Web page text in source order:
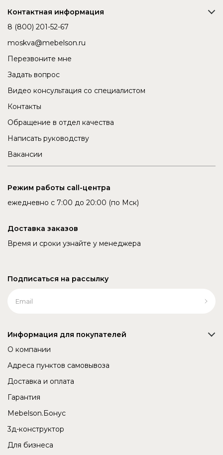
Контактная информация
8 (800) 201-52-67
moskva@mebelson.ru
Перезвоните мне
Задать вопрос
Видео консультация со специалистом
Контакты
Обращение в отдел качества
Написать руководству
Вакансии
Режим работы call-центра
ежедневно с 7:00 до 20:00 (по Мск)
Доставка заказов
Время и сроки узнайте у менеджера
Подписаться на рассылку
Информация для покупателей
О компании
Адреса пунктов самовывоза
Доставка и оплата
Гарантия
Mebelson.Бонус
3д-конструктор
Для бизнеса